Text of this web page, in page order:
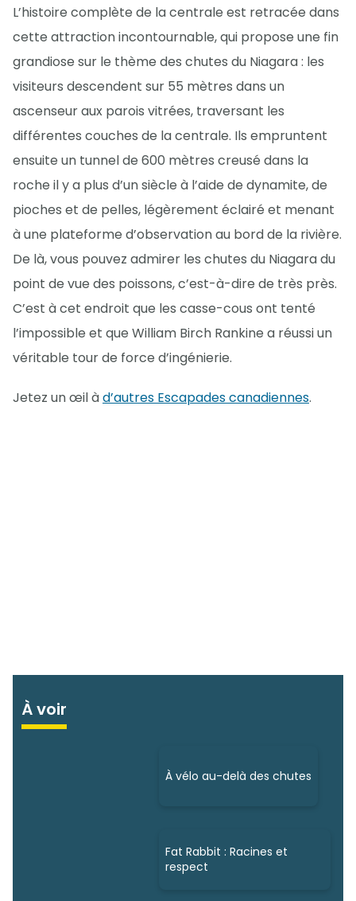
L’histoire complète de la centrale est retracée dans
cette attraction incontournable, qui propose une fin
grandiose sur le thème des chutes du Niagara : les
visiteurs descendent sur 55 mètres dans un
ascenseur aux parois vitrées, traversant les
différentes couches de la centrale. Ils empruntent
ensuite un tunnel de 600 mètres creusé dans la
roche il y a plus d’un siècle à l’aide de dynamite, de
pioches et de pelles, légèrement éclairé et menant
à une plateforme d’observation au bord de la rivière.
De là, vous pouvez admirer les chutes du Niagara du
point de vue des poissons, c’est-à-dire de très près.
C’est à cet endroit que les casse-cous ont tenté
l’impossible et que William Birch Rankine a réussi un
véritable tour de force d’ingénierie.
Jetez un œil àd’autres Escapades canadiennes.
À voir
À vélo au-delà des chutes
Fat Rabbit : Racines et
respect